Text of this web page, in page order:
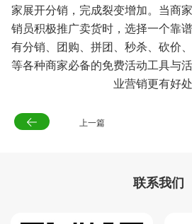
家展开分销，完成裂变增加。当商
销员积极推广卖货时，选择一个靠
有分销、团购、拼团、秒杀、砍价
等各种商家必备的免费活动工具与
业营销更有好处
上一篇
联系我们